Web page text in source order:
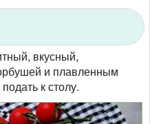
вкусный,
и плавленным
к столу.